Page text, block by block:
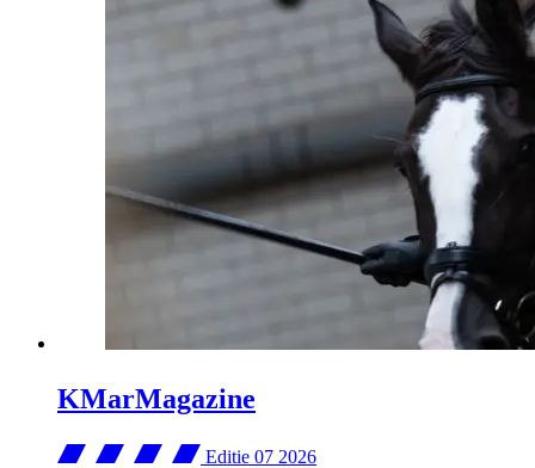
KMarMagazine
Editie 07 2026